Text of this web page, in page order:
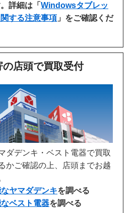
詳細は「 Windowsタブレッ
関する注意事項 」をご確認くだ
の店頭で買取受付
ダデンキ・ベスト電器で買取
かご確認の上、店頭までお越
ヤマダデンキを調べる
ベスト電器を調べる